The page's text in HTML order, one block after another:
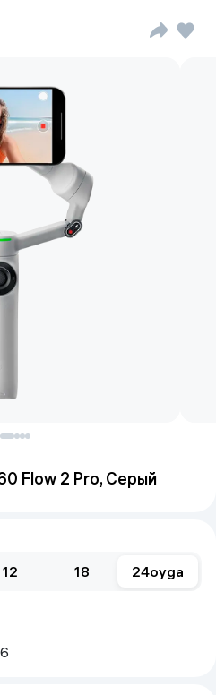
Flow 2 Pro, Серый
12 18 24oyga